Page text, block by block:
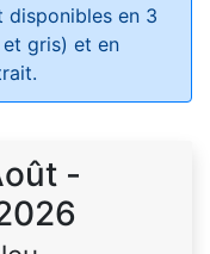
disponibles en 3
gris) et en
.
-